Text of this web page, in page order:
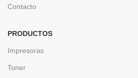
Contacto
PRODUCTOS
Impresoras
Toner